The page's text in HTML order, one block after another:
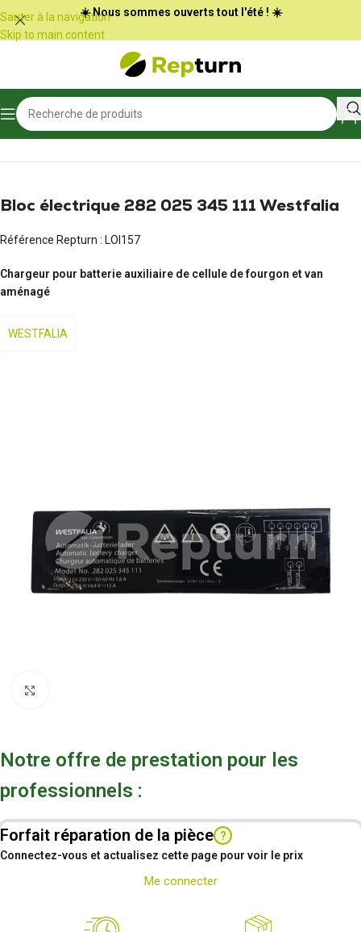
Panneau de gestion des cookies
Sauter à la navigation
Skip to main content
☀️ Nous sommes ouverts tout l'été ! ☀️
Accueil Bloc électrique et chargeur de batterie
Bloc électrique 282 025 345 111 Westfalia
Référence Repturn : LOI157
Chargeur pour batterie auxiliaire de cellule de fourgon et van
aménagé
WESTFALIA
Notre offre de prestation pour les
professionnels :
Forfait réparation de la pièce ?
Connectez-vous et actualisez cette page pour voir le prix
Me connecter